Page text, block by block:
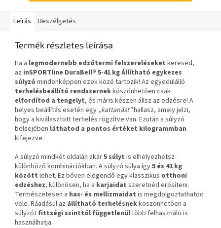
Leírás Beszélgetés
Termék részletes leírása
Ha a legmodernebb edzőtermi felszereléseket keresed,
az inSPORTline DuraBell® 5-41 kgÁllítható egykezes
súlyzó mindenképpen ezek közé tartozik! Az egyedülálló
terhelésbeállító rendszernekköszönhetően csak
elfordítod a tengelyt, és máris készen állsz az edzésre! A
helyes beállítás esetén egy „kattanást”hallasz, amely jelzi,
hogy a kiválasztott terhelés rögzítve van. Ezután a súlyzó
belsejében láthatod a pontos értéket kilogrammban
kifejezve.
A súlyzó mindkét oldalán akár5 súlyt is elhelyezhetsz
különböző kombinációkban. A súlyzó súlya így5 és 41 kg
között lehet. Ez bőven elegendő egy klasszikus otthoni
edzéshez, különösen, ha a karjaidat szeretnéd erősíteni.
Természetesen a has- és mellizmaidat is megdolgoztathatod
vele. Ráadásul az állítható terhelésnekköszönhetően a
súlyzót fittségi szinttől függetlenültöbb felhasználó is
használhatja.